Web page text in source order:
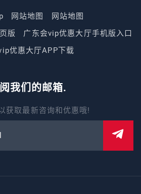
网站地图
网站地图
版
广东会vip优惠大厅手机版入口
优惠大厅APP下载
我们的邮箱.
获取最新咨询和优惠哦!